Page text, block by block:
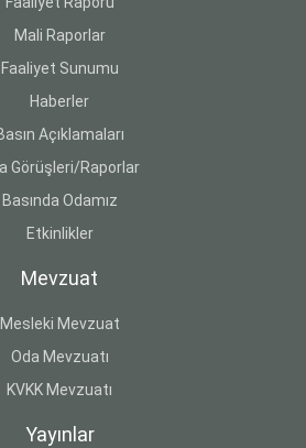
Mali Raporlar
Faaliyet Sunumu
Haberler
Açıklamaları
Görüşleri/Raporlar
Basında Odamız
Etkinlikler
Mevzuat
Mesleki Mevzuat
Oda Mevzuatı
KVKK Mevzuatı
Yayınlar